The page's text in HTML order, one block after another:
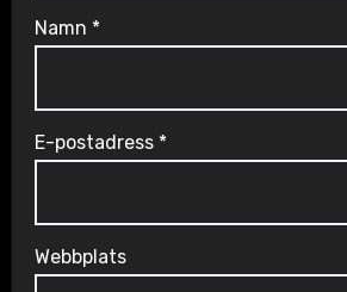
Namn *
E-postadress *
Webbplats